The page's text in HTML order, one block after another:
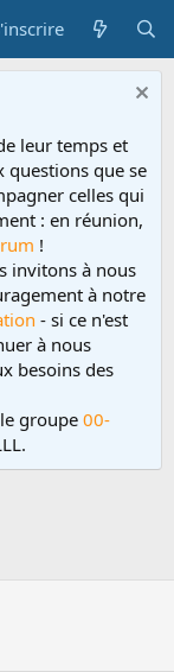
leur temps et
questions que se
celles qui
: en réunion,
!
invitons à nous
à notre
- si ce n'est
à nous
besoins des
groupe 00-